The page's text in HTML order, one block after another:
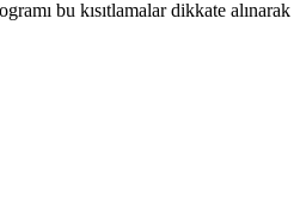
bu kısıtlamalar dikkate alınarak